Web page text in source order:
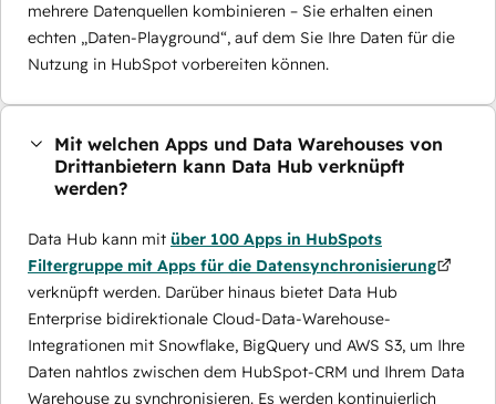
mehrere Datenquellen kombinieren – Sie erhalten einen
echten „Daten-Playground“, auf dem Sie Ihre Daten für die
Nutzung in HubSpot vorbereiten können.
Mit welchen Apps und Data Warehouses von
Drittanbietern kann Data Hub verknüpft
werden?
Data Hub kann mit über 100 Apps in HubSpots
Filtergruppe mit Apps für die Datensynchronisierung
verknüpft werden. Darüber hinaus bietet Data Hub
Enterprise bidirektionale Cloud-Data-Warehouse-
Integrationen mit Snowflake, BigQuery und AWS S3, um Ihre
Daten nahtlos zwischen dem HubSpot-CRM und Ihrem Data
Warehouse zu synchronisieren. Es werden kontinuierlich